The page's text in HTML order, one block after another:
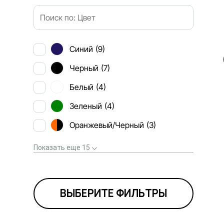
Синий (9)
Черный (7)
Белый (4)
Зеленый (4)
Оранжевый/Черный (3)
Показать еще 15
ВЫБЕРИТЕ ФИЛЬТРЫ